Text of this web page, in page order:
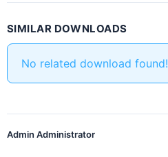
SIMILAR DOWNLOADS
No related download found!
Admin Administrator